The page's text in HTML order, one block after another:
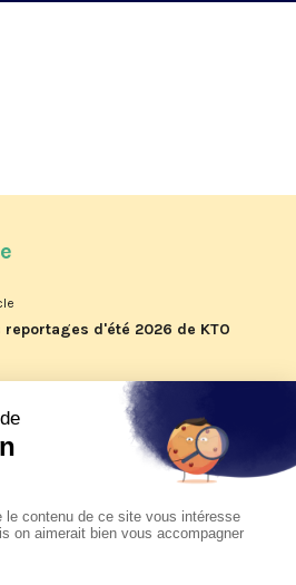
reportages d'été 2026 de KTO
visite pastorale du pape Léon
à Assise à suivre sur KTO le
en Uruguay, Argentine et